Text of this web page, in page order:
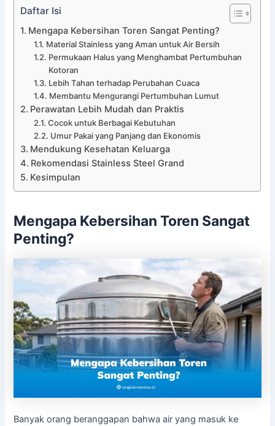
Daftar Isi
Mengapa Kebersihan Toren Sangat Penting?
Material Stainless yang Aman untuk Air Bersih
Permukaan Halus yang Menghambat Pertumbuhan
Kotoran
Lebih Tahan terhadap Perubahan Cuaca
Membantu Mengurangi Pertumbuhan Lumut
Perawatan Lebih Mudah dan Praktis
Cocok untuk Berbagai Kebutuhan
Umur Pakai yang Panjang dan Ekonomis
Mendukung Kesehatan Keluarga
Rekomendasi Stainless Steel Grand
Kesimpulan
Mengapa Kebersihan Toren Sangat
Penting?
Banyak orang beranggapan bahwa air yang masuk ke